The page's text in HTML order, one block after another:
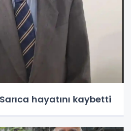
hayatını kaybetti